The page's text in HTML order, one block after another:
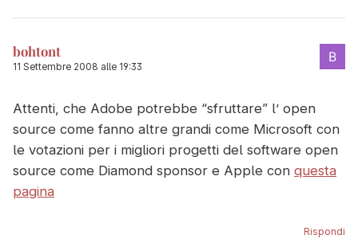
bohtont
11 Settembre 2008 alle 19:33
Attenti, che Adobe potrebbe “sfruttare” l’ open
source come fanno altre grandi come Microsoft con
le votazioni per i migliori progetti del software open
source come Diamond sponsor e Apple con questa
pagina
Rispondi